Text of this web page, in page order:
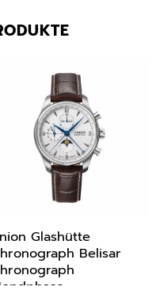
Glashütte
Belisar